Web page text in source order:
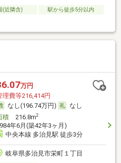
(近隣含)
駅から徒歩5分以内
万円
理費等216,414円
なし(196.74万円)
なし
積216.8m2
年6月(築42年3ヶ月)
中央本線 多治見駅 徒歩3分
岐阜県多治見市栄町１丁目